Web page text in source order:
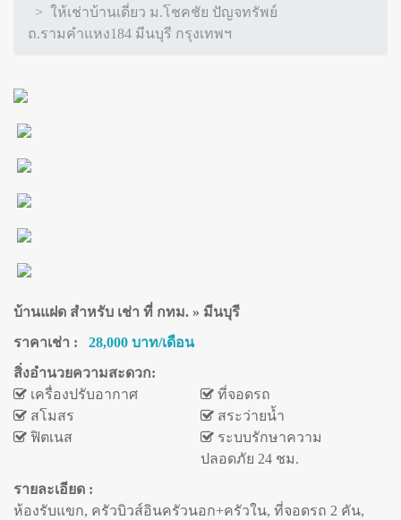
ให้เช่าบ้านเดี่ยว ม.โชคชัย ปัญจทรัพย์
ถ.รามคำแหง184 มีนบุรี กรุงเทพฯ
บ้านแฝด สำหรับ เช่า ที่ กทม. » มีนบุรี
ราคาเช่า : 28,000 บาท/เดือน
สิ่งอำนวยความสะดวก:
เครื่องปรับอากาศ
ที่จอดรถ
สโมสร
สระว่ายน้ำ
ฟิตเนส
ระบบรักษาความ
ปลอดภัย 24 ชม.
รายละเอียด :
ห้องรับแขก, ครัวบิวส์อินครัวนอก+ครัวใน, ที่จอดรถ 2 คัน,